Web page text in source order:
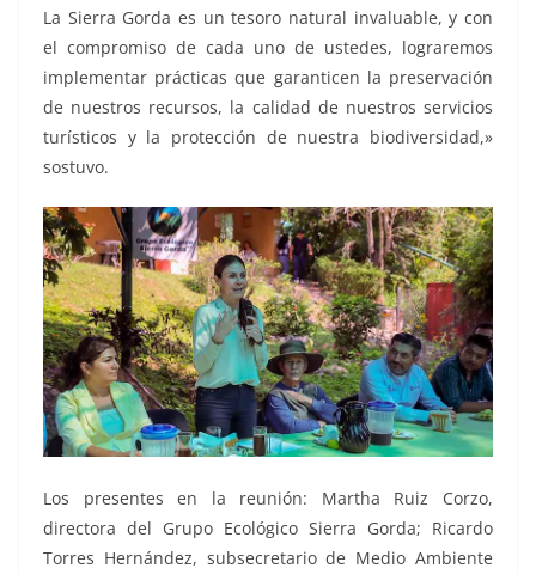
La Sierra Gorda es un tesoro natural invaluable, y con
el compromiso de cada uno de ustedes, lograremos
implementar prácticas que garanticen la preservación
de nuestros recursos, la calidad de nuestros servicios
turísticos y la protección de nuestra biodiversidad,»
sostuvo.
Los presentes en la reunión: Martha Ruiz Corzo,
directora del Grupo Ecológico Sierra Gorda; Ricardo
Torres Hernández, subsecretario de Medio Ambiente